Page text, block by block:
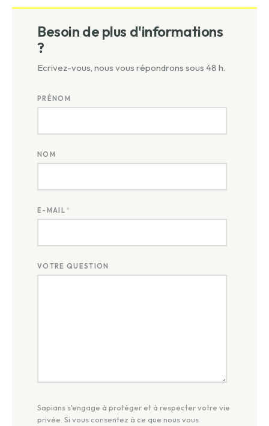
Besoin de plus d'informations
?
Ecrivez-vous, nous vous répondrons sous 48 h.
PRÉNOM
NOM
E-MAIL *
VOTRE QUESTION
Sapians s'engage à protéger et à respecter votre vie
privée. Si vous consentez à ce que nous vous